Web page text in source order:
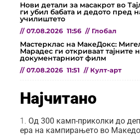
Нови детали за масакрот во
ги убил бабата и дедото пред
училиштето
// 07.08.2026 11:56 // Глобал
Мастерклас на МакеДокс:
Марадес ги откриваат тајните
документарниот филм
// 07.08.2026 11:51 // Култ-арт
Најчитано
Од 300 камп-приколки до
ера на кампирањето во